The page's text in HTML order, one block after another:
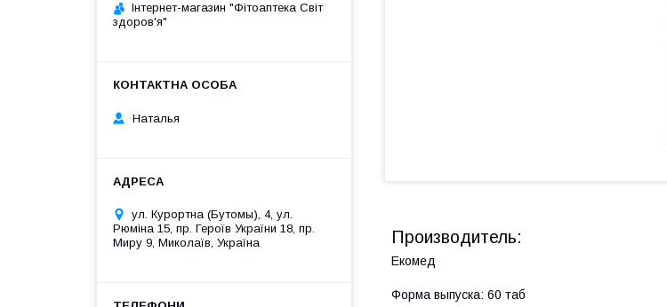
Производитель:
Екомед
Форма выпуска: 60 таб
Інтернет-магазин "Фітоаптека Світ
здоров'я"
Наталья
ул. Курортна (Бутомы), 4, ул.
Рюміна 15, пр. Героїв України 18, пр.
Миру 9, Миколаїв, Україна